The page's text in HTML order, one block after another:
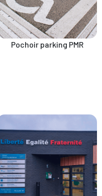
Pochoir parking PMR